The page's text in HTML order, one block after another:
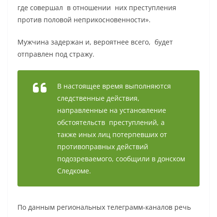
где совершал в отношении них преступления
против половой неприкосновенности».
Мужчина задержан и, вероятнее всего, будет
отправлен под стражу.
В настоящее время выполняются
следственные действия,
направленные на установление
обстоятельств преступлений, а
также иных лиц потерпевших от
противоправных действий
подозреваемого, сообщили в донском
Следкоме.
По данным региональных телеграмм-каналов речь